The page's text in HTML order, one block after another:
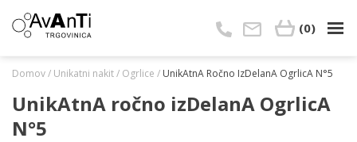
(0)
Domov/ Unikatni nakit/ Ogrlice / UnikAtnA Ročno IzDelanA OgrlicA N°5
UnikAtnA ročno izDelanA OgrlicA
N°5